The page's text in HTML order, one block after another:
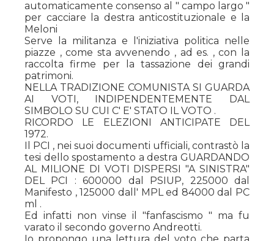
automaticamente consenso al " campo largo "
per cacciare la destra anticostituzionale e la
Meloni
Serve la militanza e l'iniziativa politica nelle
piazze , come sta avvenendo , ad es. , con la
raccolta firme per la tassazione dei grandi
patrimoni.
NELLA TRADIZIONE COMUNISTA SI GUARDA
AI VOTI, INDIPENDENTEMENTE DAL
SIMBOLO SU CUI C' E' STATO IL VOTO .
RICORDO LE ELEZIONI ANTICIPATE DEL
1972.
Il PCI , nei suoi documenti ufficiali, contrastò la
tesi dello spostamento a destra GUARDANDO
AL MILIONE DI VOTI DISPERSI "A SINISTRA"
DEL PCI : 600000 dal PSIUP, 225000 dal
Manifesto , 125000 dall' MPL ed 84000 dal PC
ml .
Ed infatti non vinse il "fanfascismo " ma fu
varato il secondo governo Andreotti.